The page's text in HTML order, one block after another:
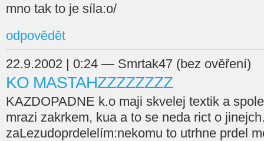
mno tak to je síla:o/
odpovědět
22.9.2002 | 0:24 — Smrtak47 (bez ověření)
KO MASTAHZZZZZZZZ
KAZDOPADNE k.o maji skvelej textik a
mrazi zakrkem, kua a to se neda rict o
zaLezudoprdelelím:nekomu to utrhne prdel